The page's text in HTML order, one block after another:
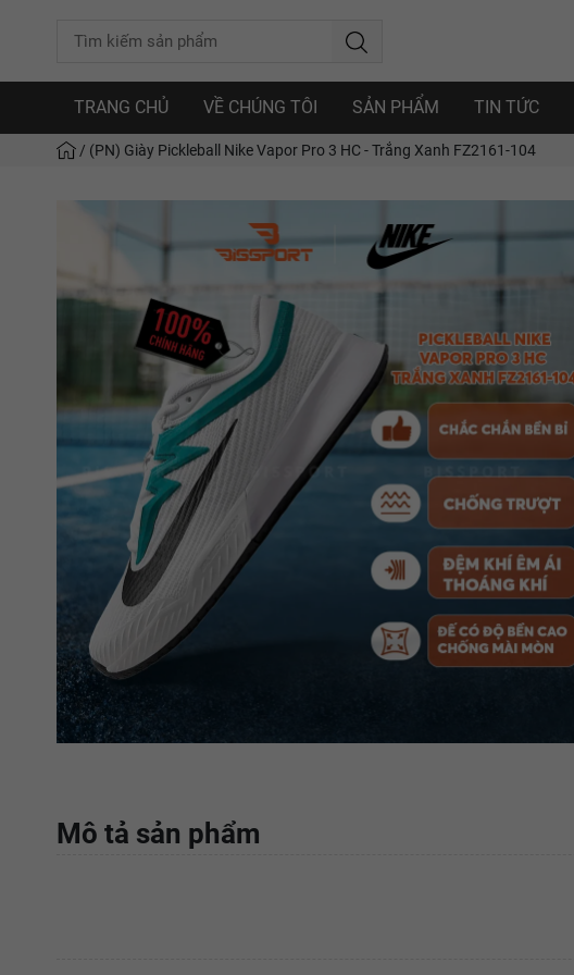
TRANG CHỦ VỀ CHÚNG TÔI SẢN PHẨM TIN TỨC
/ (PN) Giày Pickleball Nike Vapor Pro 3 HC - Trắng Xanh FZ2161-104
Mô tả sản phẩm